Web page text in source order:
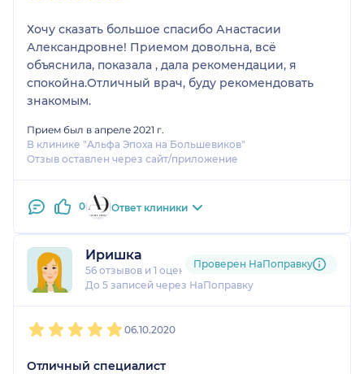
Хочу сказать большое спасибо Анастасии
Александровне! Приемом довольна, всё
объяснила, показала , дала рекомендации, я
спокойна.Отличный врач, буду рекомендовать
знакомым.
Прием был в апреле 2021 г.
В клинике "Альфа Эпоха на Большевиков"
Отзыв оставлен через сайт/приложение
0 Ответ клиники
Иришка
56 отзывов и 1 оценка
До 5 записей через НаПоправку
Проверен НаПоправку
06.10.2020
Отличный специалист